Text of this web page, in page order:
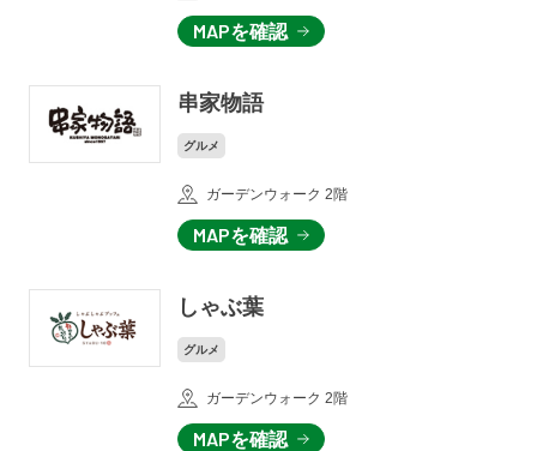
MAPを確認
串家物語
グルメ
ガーデンウォーク 2階
MAPを確認
しゃぶ葉
グルメ
ガーデンウォーク 2階
MAPを確認